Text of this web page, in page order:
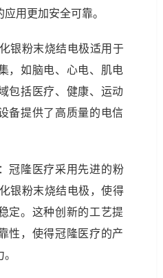
用更加安全可靠。
银粉末烧结电极适用于
，如脑电、心电、肌电
包括医疗、健康、运动
备提供了高质量的电信
：冠隆医疗采用先进的粉
银粉末烧结电极，使得
定。这种创新的工艺提
性，使得冠隆医疗的产